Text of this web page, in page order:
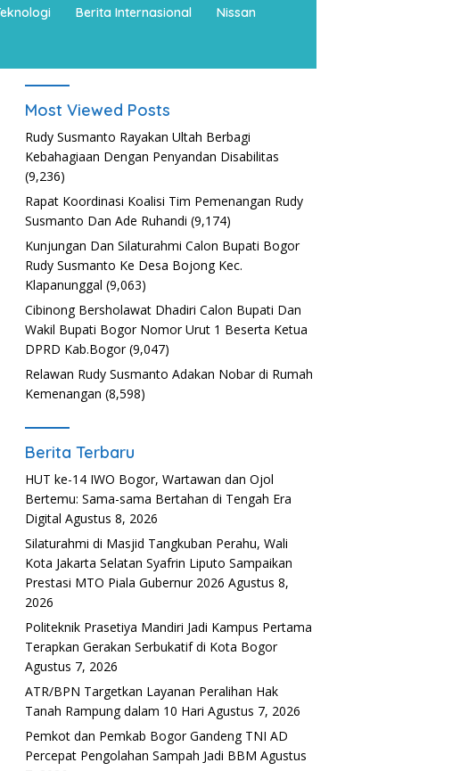
Berita Internasional Nissan
Most Viewed Posts
Rudy Susmanto Rayakan Ultah Berbagi
Kebahagiaan Dengan Penyandan Disabilitas
(9,236)
Rapat Koordinasi Koalisi Tim Pemenangan Rudy
Susmanto Dan Ade Ruhandi (9,174)
Kunjungan Dan Silaturahmi Calon Bupati Bogor
Rudy Susmanto Ke Desa Bojong Kec.
Klapanunggal (9,063)
Cibinong Bersholawat Dhadiri Calon Bupati Dan
Wakil Bupati Bogor Nomor Urut 1 Beserta Ketua
DPRD Kab.Bogor (9,047)
Relawan Rudy Susmanto Adakan Nobar di Rumah
Kemenangan (8,598)
Berita Terbaru
HUT ke-14 IWO Bogor, Wartawan dan Ojol
Bertemu: Sama-sama Bertahan di Tengah Era
Digital Agustus 8, 2026
Silaturahmi di Masjid Tangkuban Perahu, Wali
Kota Jakarta Selatan Syafrin Liputo Sampaikan
Prestasi MTO Piala Gubernur 2026 Agustus 8,
2026
Politeknik Prasetiya Mandiri Jadi Kampus Pertama
Terapkan Gerakan Serbukatif di Kota Bogor
Agustus 7, 2026
ATR/BPN Targetkan Layanan Peralihan Hak
Tanah Rampung dalam 10 Hari Agustus 7, 2026
Pemkot dan Pemkab Bogor Gandeng TNI AD
Percepat Pengolahan Sampah Jadi BBM Agustus